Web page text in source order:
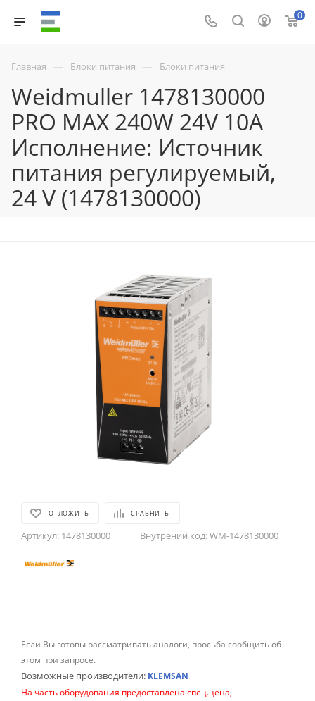
0
Главная — Блоки питания — Блоки питания
Weidmuller 1478130000
PRO MAX 240W 24V 10A
Исполнение: Источник
питания регулируемый,
24 V (1478130000)
ОТЛОЖИТЬ СРАВНИТЬ
Артикул: 1478130000 Внутрений код:WM-1478130000
Если Вы готовы рассматривать аналоги, просьба сообщить об
этом при запросе.
Возможные производители: KLEMSAN
На часть оборудования предоставлена спец.цена,